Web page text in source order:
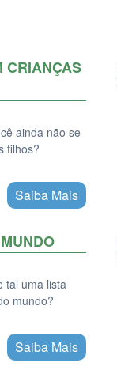
CRIANÇAS
ainda não se
filhos?
Saiba Mais
tal uma lista
mundo?
Saiba Mais